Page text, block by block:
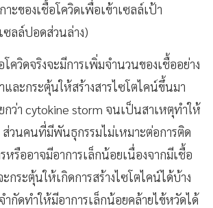
าะของเชื้อโควิดเพื่อเข้าเซลล์เป้า
ซลล์ปอดส่วนล่าง)
วิดจริงจะมีการเพิ่มจำนวนของเชื้ออย่าง
และกระตุ้นให้สร้างสารไซโตไคน์ขึ้นมา
กว่า cytokine storm จนเป็นสาเหตุทำให้
ส่วนคนที่มีพันธุกรรมไม่เหมาะต่อการติด
หรืออาจมีอาการเล็กน้อยเนื่องจากมีเชื้อ
ระตุ้นให้เกิดการสร้างไซโตไคน์ได้บ้าง
กัดทำให้มีอาการเล็กน้อยคล้ายไข้หวัดได้